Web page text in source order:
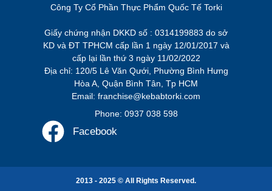
Công Ty Cổ Phần Thực Phẩm Quốc Tế Torki
Giấy chứng nhận DKKD số : 0314199883 do sở
KD và ĐT TPHCM cấp lần 1 ngày 12/01/2017 và
cấp lại lần thứ 3 ngày 11/02/2022
Địa chỉ: 120/5 Lê Văn Qưới, Phường Bình Hưng
Hòa A, Quận Bình Tân, Tp HCM
Email: franchise@kebabtorki.com
Phone: 0937 038 598
Facebook
2013 - 2025 © All Rights Reserved.